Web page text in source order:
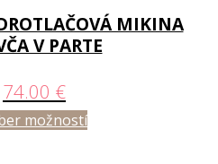
MIKINA
V PARTE
74.00 €
možností